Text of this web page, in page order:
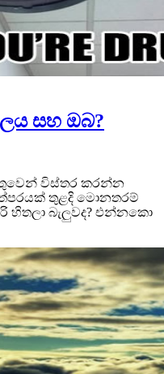
සහ ඔබ?
විස්තර කරන්න
තුළදි මොනතරම්
හිතලා බැලුවද? එන්නකො